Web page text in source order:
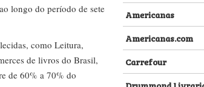
longo do período de sete
como Leitura,
de livros do Brasil,
de 60% a 70% do
Americanas
Americanas.com
Carrefour